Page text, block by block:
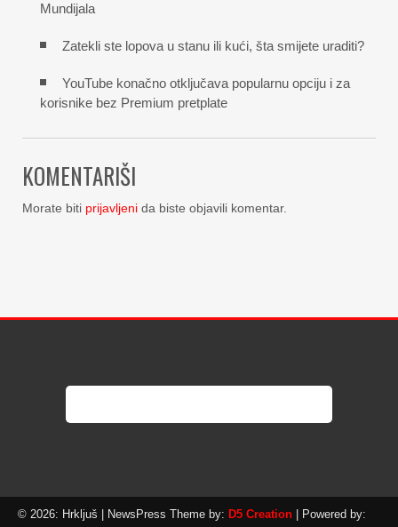
Mundijala
Zatekli ste lopova u stanu ili kući, šta smijete uraditi?
YouTube konačno otključava popularnu opciju i za
korisnike bez Premium pretplate
KOMENTARIŠI
Morate biti prijavljeni da biste objavili komentar.
© 2026: Hrkljuš | NewsPress Theme by: D5 Creation | Powered by: